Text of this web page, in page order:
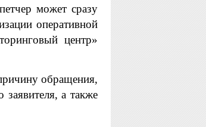
может сразу
оперативной
центр»
обращения,
а также